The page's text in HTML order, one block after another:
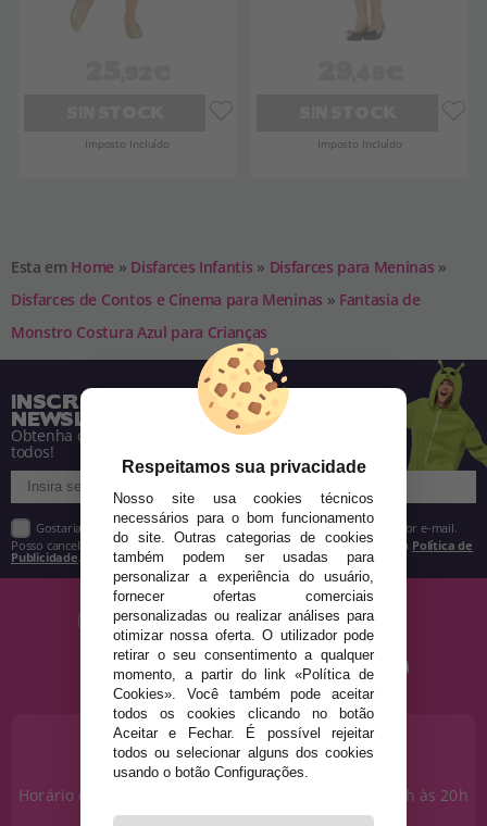
Imposto Incluído Imposto Incluído
Esta em Home » Disfarces Infantis » Disfarces para Meninas »
Disfarces de Contos e Cinema para Meninas » Fantasia de
Monstro Costura Azul para Crianças
INSCREVA-SE NA NOSSA
NEWSLETTER
Obtenha descontos e saiba de tudo antes de
todos!
Gostaria de receber descontos exclusivos, novidades e tendências por e-mail.
Posso cancelar a inscrição a qualquer momento, conforme estipulado na Política de
Publicidade
PRECISA DE AJUDA?
915 793 695
Horário de segunda a sexta das 10h às 14h e das 17h às 20h
Respeitamos sua privacidade
Nosso site usa cookies técnicos
necessários para o bom funcionamento
do site. Outras categorias de cookies
também podem ser usadas para
personalizar a experiência do usuário,
fornecer ofertas comerciais
personalizadas ou realizar análises para
otimizar nossa oferta. O utilizador pode
retirar o seu consentimento a qualquer
momento, a partir do link «Política de
Cookies». Você também pode aceitar
todos os cookies clicando no botão
Aceitar e Fechar. É possível rejeitar
todos ou selecionar alguns dos cookies
usando o botão Configurações.